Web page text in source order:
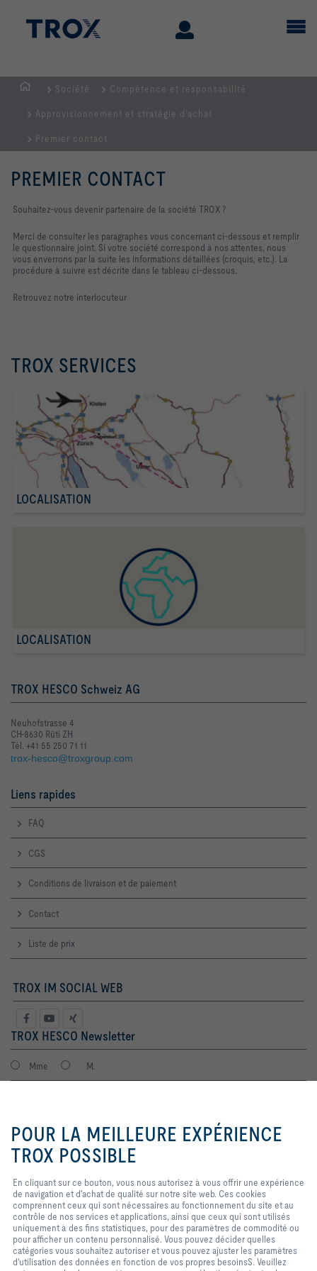
d'accueil
Société Compétence et responsabilité
Approvisionnement et stratégie d'achat
Premier contact
PREMIER CONTACT
Souhaitez-vous devenir partenaire de la société TROX ?
Merci de consulter les paragraphes vous concernant ci-dessous et remplir
le questionnaire joint. Si votre société correspond à nos attentes, nous
vous enverrons par la suite les informations détaillées (croquis, etc.). La
procédure à suivre est décrite dans le tableau ci-dessous.
Retrouvez notre interlocuteur
TROX SERVICES
LOCALISATION
LOCALISATION
TROX HESCO Schweiz AG
Neuhofstrasse 4
CH-8630 Rüti ZH
Tél. +41 55 250 71 11
trox-hesco@troxgroup.com
Liens rapides
FAQ
CGS
Conditions de livraison et de paiement
Contact
Liste de prix
TROX IM SOCIAL WEB
TROX HESCO Newsletter
Mme M.
J'accepte que mes données soient traitées conformément à la
politique de protection des données TROX.
Login
nous autorisez à vous offrir une
expérience de navigation et
d'achat de qualité sur notre site
web. Ces cookies comprennent
fonctionnement du site et au
contrôle de nos services et
applications, ainsi que ceux qui
sont utilisés uniquement à des
fins statistiques, pour des
paramètres de commodité ou pour
afficher un contenu personnalisé.
Vous pouvez décider quelles
POUR LA MEILLEURE EXPÉRIENCE
TROX POSSIBLE
En cliquant sur ce bouton, vous nous autorisez à vous offrir une expérience
de navigation et d'achat de qualité sur notre site web. Ces cookies
comprennent ceux qui sont nécessaires au fonctionnement du site et au
contrôle de nos services et applications, ainsi que ceux qui sont utilisés
uniquement à des fins statistiques, pour des paramètres de commodité ou
pour afficher un contenu personnalisé. Vous pouvez décider quelles
catégories vous souhaitez autoriser et vous pouvez ajuster les paramètres
d'utilisation des données en fonction de vos propres besoinsS. Veuillez